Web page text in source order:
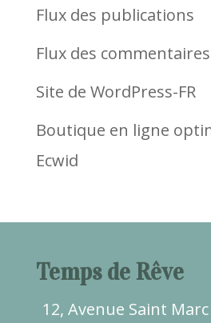
Flux des publications
Flux des commentaires
Site de WordPress-FR
Boutique en ligne
Ecwid
Temps de Rêve
12, Avenue Saint Marc